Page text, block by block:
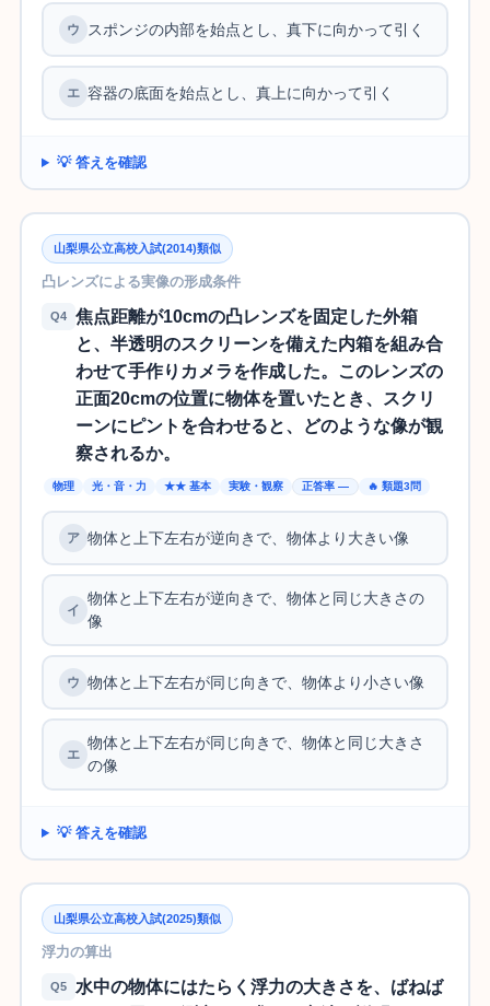
スポンジの内部を始点とし、真下に向かって引く
容器の底面を始点とし、真上に向かって引く
💡 答えを確認
山梨県公立高校入試(2014)類似
凸レンズによる実像の形成条件
Q4
焦点距離が10cmの凸レンズを固定した外箱
と、半透明のスクリーンを備えた内箱を組み合
わせて手作りカメラを作成した。このレンズの
正面20cmの位置に物体を置いたとき、スクリ
ーンにピントを合わせると、どのような像が観
察されるか。
物理 光・音・力 ★★ 基本 実験・観察 正答率 — 🔥 類題3問
物体と上下左右が逆向きで、物体より大きい像
物体と上下左右が逆向きで、物体と同じ大きさの
像
物体と上下左右が同じ向きで、物体より小さい像
物体と上下左右が同じ向きで、物体と同じ大きさ
の像
💡 答えを確認
山梨県公立高校入試(2025)類似
浮力の算出
Q5
水中の物体にはたらく浮力の大きさを、ばねば